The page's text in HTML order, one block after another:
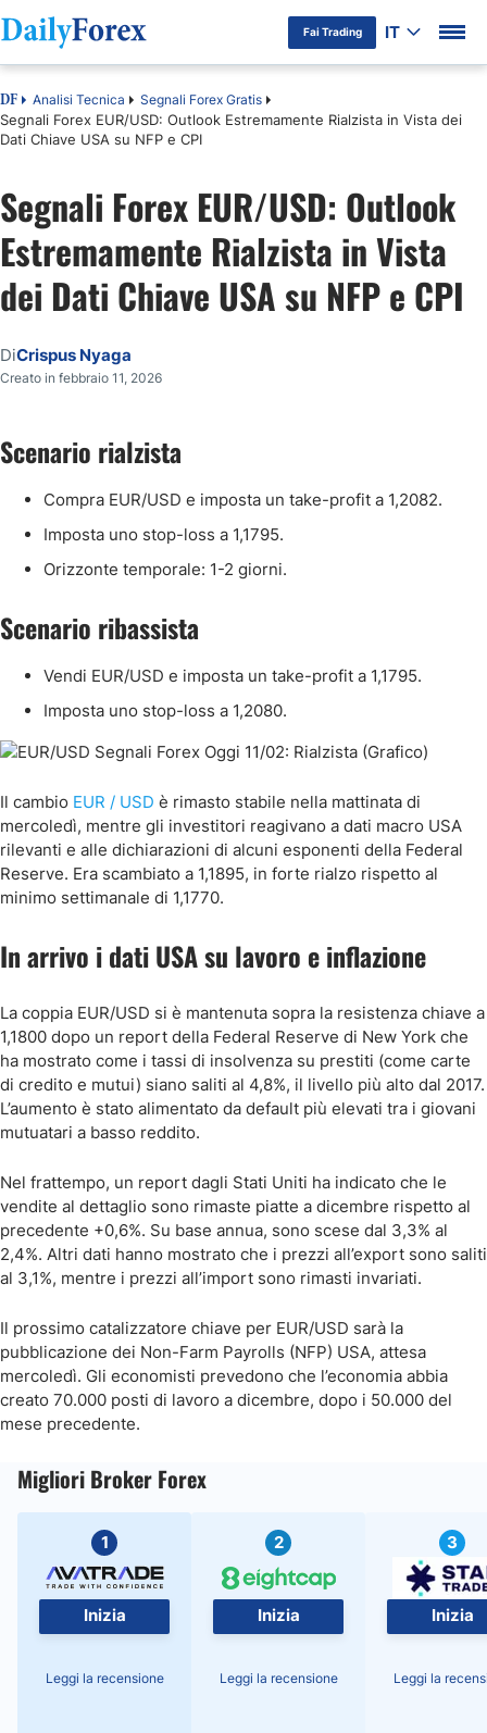
Fai Trading IT
DF Analisi Tecnica Segnali Forex Gratis
Segnali Forex EUR/USD: Outlook Estremamente Rialzista in Vista dei
Dati Chiave USA su NFP e CPI
Segnali Forex EUR/USD: Outlook
Estremamente Rialzista in Vista
dei Dati Chiave USA su NFP e CPI
DiCrispus Nyaga
Creato in febbraio 11, 2026
Scenario rialzista
Compra EUR/USD e imposta un take-profit a 1,2082.
Imposta uno stop-loss a 1,1795.
Orizzonte temporale: 1-2 giorni.
Scenario ribassista
Vendi EUR/USD e imposta un take-profit a 1,1795.
Imposta uno stop-loss a 1,2080.
Il cambio EUR / USD è rimasto stabile nella mattinata di
mercoledì, mentre gli investitori reagivano a dati macro USA
rilevanti e alle dichiarazioni di alcuni esponenti della Federal
Reserve. Era scambiato a 1,1895, in forte rialzo rispetto al
minimo settimanale di 1,1770.
In arrivo i dati USA su lavoro e inflazione
La coppia EUR/USD si è mantenuta sopra la resistenza chiave a
1,1800 dopo un report della Federal Reserve di New York che
ha mostrato come i tassi di insolvenza su prestiti (come carte
di credito e mutui) siano saliti al 4,8%, il livello più alto dal 2017.
L’aumento è stato alimentato da default più elevati tra i giovani
mutuatari a basso reddito.
Nel frattempo, un report dagli Stati Uniti ha indicato che le
vendite al dettaglio sono rimaste piatte a dicembre rispetto al
precedente +0,6%. Su base annua, sono scese dal 3,3% al
2,4%. Altri dati hanno mostrato che i prezzi all’export sono saliti
al 3,1%, mentre i prezzi all’import sono rimasti invariati.
Il prossimo catalizzatore chiave per EUR/USD sarà la
pubblicazione dei Non-Farm Payrolls (NFP) USA, attesa
mercoledì. Gli economisti prevedono che l’economia abbia
creato 70.000 posti di lavoro a dicembre, dopo i 50.000 del
mese precedente.
Migliori Broker Forex
1
Inizia
Leggi la recensione
2
Inizia
Leggi la recensione
3
Inizia
Leggi la